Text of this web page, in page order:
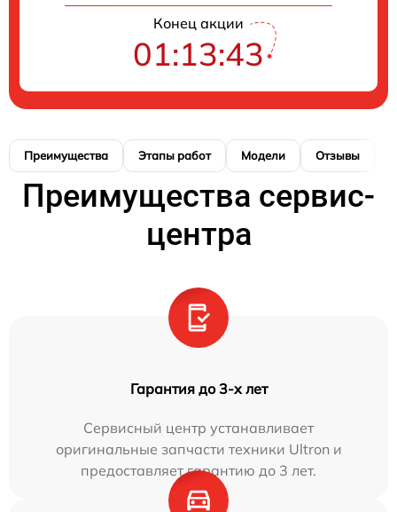
Конец акции
01:13:42
Преимущества Этапы работ Модели Отзывы
Преимущества сервис-
центра
Гарантия до 3-х лет
Сервисный центр устанавливает
оригинальные запчасти техники Ultron и
предоставляет гарантию до 3 лет.